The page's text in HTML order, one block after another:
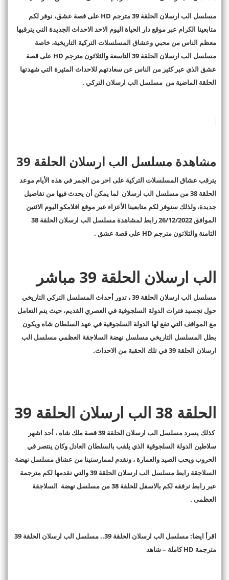
مسلسل الب ارسلان الحلقة 39 مترجم
HD على قصة عشق، نوفر لكم
متابعينا الكرام عبر موقع دار الحياة اليوم الاحد الاحداث الجديدة التي يترقبها
معظم الناس من محبي وعشاق المسلسلات التركية التاريخية، خاصة
مسلسل الب ارسلان الحلقة 39 التاسعة والثلاثون مترجم
HD على قصة
عشق الذي عبر كثير من الناس عن سعادتهم للاحداث المثيرة التي شهدتها
الحلقة الماضية من مسلسل الب ارسلان التركي .
مشاهدة مسلسل الب ارسلان الحلقة 39
يترقب عشاق المسلسلات التركية على احر من الجمر في هذه الأيام موعد
الحلقة 38 من مسلسل الب ارسلان لما يمكن أن يحدث فيها من تفاصيل
جديدة، ولذلك سنوفر لكم متابعينا الأعزاء عبر موقع افلامكو اليوم الاثنين
الموافق 26/12/2022 رابط لمشاهدة مسلسل الب ارسلان الحلقة 38
الثامنة والثلاثون مترجم HD على قصة عشق .
الب ارسلان الحلقة 39 مباشر
مسلسل الب ارسلان الحلقة 39 ، تدور أحداث المسلسل التركي التاريخي
حول تجسيد فترات الدولة السلجوقية في العصري القديم، حيث يتم التعامل
مع المواقف التي تقع لها الدولة السلجوقية في عهد السلطان شاه ويكون
بطل المسلسل التاريخي مسلسل نهضة السلاجقة العظمي مسلسل الب
ارسلان الحلقة 39 في تلك الحقبة من الاحداث
.
الحلقة 38 الب ارسلان الحلقة 39
كذلك يسرد مسلسل الب ارسلان الحلقة 39 قصة ملك شاه ، أحد اشهر
سلاطين الدولة السلجوقية الذي يلقب بالسلطان العادل وكان ينتصر في
الحروب ويحب الصيد والعمارة ، ونقدم لممارستينا من عشاق مسلسل نهضة
السلاجقة رابط مسلسل الب ارسلان الحلقة 39 والتي نقدمها لكم مترجمة
عبر رابط نرفقه لكم بالاسفل للحلقة 38 من مسلسل نهضة السلاجقة
العظمى .
اقرأ ايضا: مسلسل الب ارسلان الحلقة 39.. مسلسل الب ارسلان الحلقة 39
مترجمة HD كاملة – شاهد